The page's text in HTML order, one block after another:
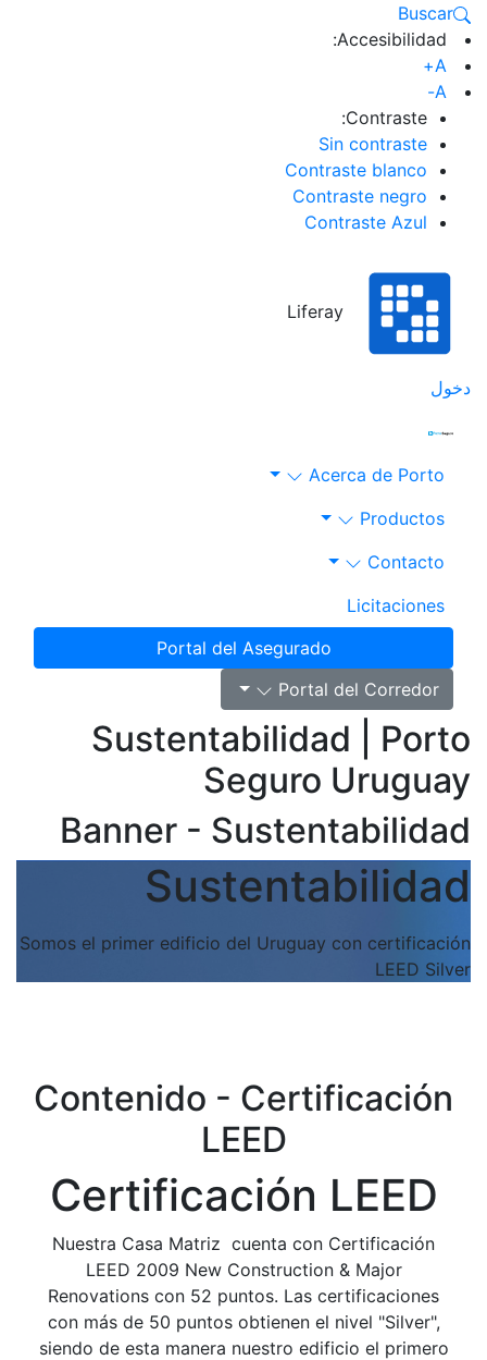
Buscar
Accesibilidad:
A+
A-
Contraste:
Sin contraste
Contraste blanco
Contraste negro
Contraste Azul
Liferay
Acerca de Porto
Productos
Contacto
Licitaciones
Portal del Asegurado
Portal del Corredor
Sustentabilidad |
Seguro
Banner -
Somos el primer edificio del Uruguay con
LEED
Contenido - Certificación
LEED
Certificación LEED
Nuestra Casa Matriz cuenta con Certificación
LEED 2009 New Construction & Major
Renovations con 52 puntos. Las certificaciones
con más de 50 puntos obtienen el nivel "Silver",
siendo de esta manera nuestro edificio el primero